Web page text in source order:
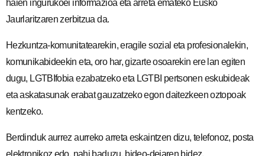
haien ingurukoei informazioa eta arreta emateko Eusko
Jaurlaritzaren zerbitzua da.
Hezkuntza-komunitatearekin, eragile sozial eta profesionalekin,
komunikabideekin eta, oro har, gizarte osoarekin ere lan egiten
dugu, LGTBIfobia ezabatzeko eta LGTBI pertsonen eskubideak
eta askatasunak erabat gauzatzeko egon daitezkeen oztopoak
kentzeko.
Berdinduk aurrez aurreko arreta eskaintzen dizu, telefonoz, posta
elektronikoz edo, nahi baduzu, bideo-deiaren bidez.